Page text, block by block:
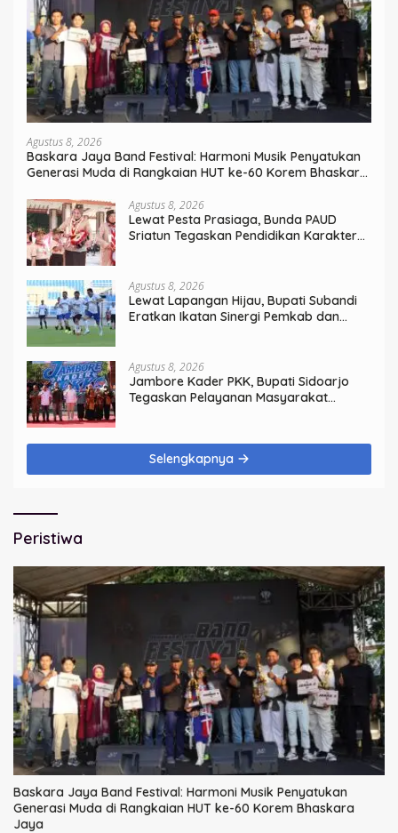
Agustus 8, 2026
Baskara Jaya Band Festival: Harmoni Musik Penyatukan
Generasi Muda di Rangkaian HUT ke-60 Korem Bhaskara
Agustus 8, 2026
Lewat Pesta Prasiaga, Bunda PAUD
Sriatun Tegaskan Pendidikan Karakter
Agustus 8, 2026
Lewat Lapangan Hijau, Bupati Subandi
Eratkan Ikatan Sinergi Pemkab dan
Agustus 8, 2026
Jambore Kader PKK, Bupati Sidoarjo
Tegaskan Pelayanan Masyarakat
Selengkapnya
Peristiwa
Baskara Jaya Band Festival: Harmoni Musik Penyatukan
Generasi Muda di Rangkaian HUT ke-60 Korem Bhaskara
Jaya